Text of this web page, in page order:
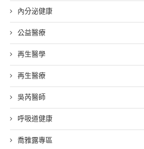
內分泌健康
公益醫療
再生醫學
再生醫療
吳芮醫師
呼吸道健康
喬雅露專區